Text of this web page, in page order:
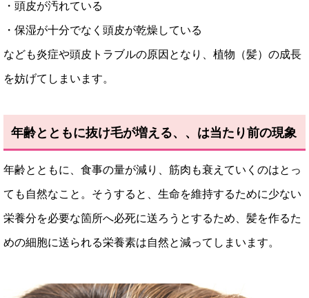
・頭皮が汚れている
・保湿が十分でなく頭皮が乾燥している
なども炎症や頭皮トラブルの原因となり、植物（髪）の成長
を妨げてしまいます。
年齢とともに抜け毛が増える、、は当たり前の現象
年齢とともに、食事の量が減り、筋肉も衰えていくのはとっ
ても自然なこと。そうすると、生命を維持するために少ない
栄養分を必要な箇所へ必死に送ろうとするため、髪を作るた
めの細胞に送られる栄養素は自然と減ってしまいます。